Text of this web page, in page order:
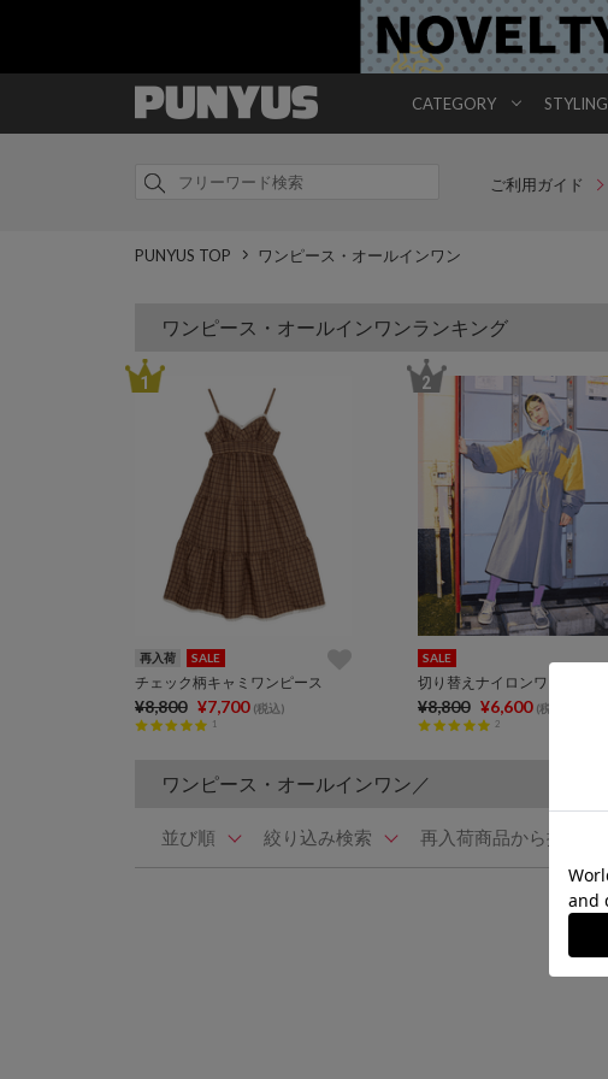
CATEGORY STYLING
ご利用ガイド
PUNYUS TOP ワンピース・オールインワン
ワンピース・オールインワンランキング
1
再入荷 SALE
チェック柄キャミワンピース
¥8,800 ¥7,700 (税込)
1
2
SALE
切り替えナイロンワンピース
¥8,800 ¥6,600 (税込)
2
ワンピース・オールインワン／
並び順 絞り込み検索 再入荷商品から探す